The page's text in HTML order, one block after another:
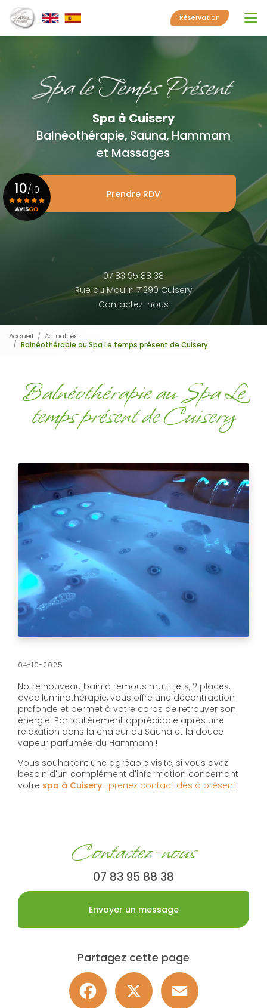
Aller
au
contenu
principal
Réservation
Spa à Cuisery
Balnéothérapie, Sauna, Hammam
et Massages
Prendre RDV
07 83 95 88 38
Rue du Moulin 71290 Cuisery
Contactez-nous
10/10
Accueil
Actualités
Balnéothérapie au Spa Le temps présent de Cuisery
Balnéothérapie au Spa Le
temps présent de Cuisery
04-10-2025
Notre nouveau bain à remous multi-jets, 2 places,
avec luminothérapie, vous offre une décontraction
profonde et permet à votre corps de retrouver son
énergie. Particulièrement appréciable après une
relaxation dans la chaleur du Sauna et la douce
vapeur parfumée du Hammam !
Vous souhaitant une agréable visite, si vous avez
besoin d'un complément d'information concernant
votre spa à Cuisery : prenez contact dès à présent.
Contactez-nous
07 83 95 88 38
Envoyer un message
Partagez cette page
Facebook